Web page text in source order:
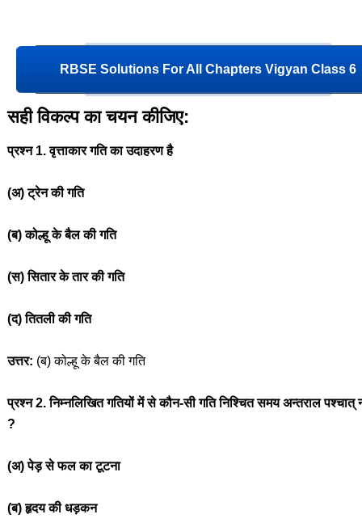
RBSE Solutions For All Chapters Vigyan Class 6
सही विकल्प का चयन कीजिए:
प्रश्न 1. वृत्ताकार गति का उदाहरण है
(अ) ट्रेन की गति
(ब) कोल्हू के बैल की गति
(स) सितार के तार की गति
(द) तितली की गति
उत्तर: (ब) कोल्हू के बैल की गति
प्रश्न 2. निम्नलिखित गतियों में से कौन-सी गति निश्चित समय अन्तराल पश्चात्
?
(अ) पेड़ से फल का टूटना
(ब) हृदय की धड़कन